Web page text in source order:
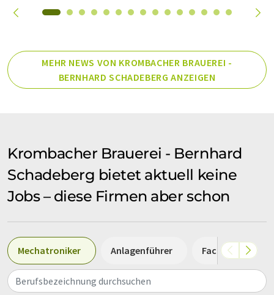
MEHR NEWS VON KROMBACHER BRAUEREI -
BERNHARD SCHADEBERG ANZEIGEN
Krombacher Brauerei - Bernhard
Schadeberg bietet aktuell keine
Jobs – diese Firmen aber schon
Mechatroniker Anlagenführer Fachkraft
Berufsbezeichnung durchsuchen